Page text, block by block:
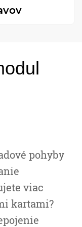
pohyby
viac
kartami?